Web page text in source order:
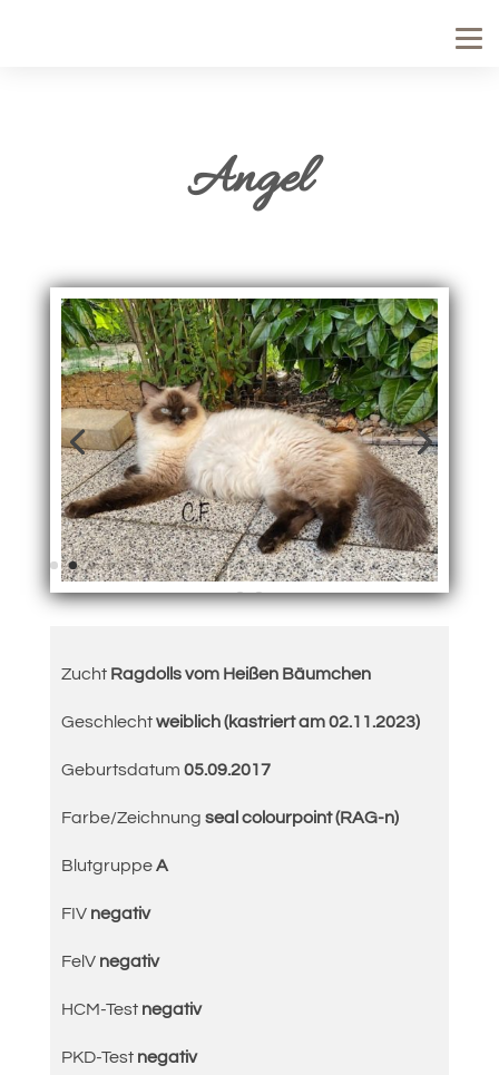
Angel
Zucht Ragdolls vom Heißen Bäumchen
Geschlechtweiblich (kastriert am 02.11.2023)
Geburtsdatum 05.09.2017
Farbe/Zeichnung seal colourpoint (RAG-n)
BlutgruppeA
FIV negativ
FelV negativ
HCM-Test negativ
PKD-Test negativ